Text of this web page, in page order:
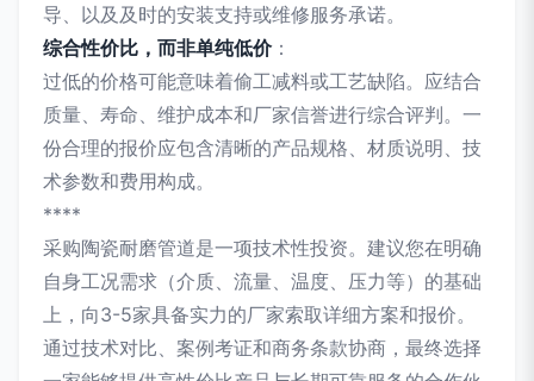
导、以及及时的安装支持或维修服务承诺。
综合性价比，而非单纯低价：
过低的价格可能意味着偷工减料或工艺缺陷。应结合
质量、寿命、维护成本和厂家信誉进行综合评判。一
份合理的报价应包含清晰的产品规格、材质说明、技
术参数和费用构成。
****
采购陶瓷耐磨管道是一项技术性投资。建议您在明确
自身工况需求（介质、流量、温度、压力等）的基础
上，向3-5家具备实力的厂家索取详细方案和报价。
通过技术对比、案例考证和商务条款协商，最终选择